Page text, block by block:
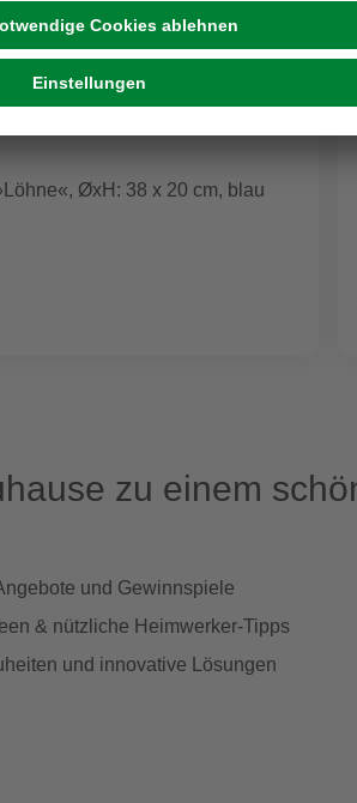
ØxH: 38 x 20 cm, blau
zu einem
und Gewinnspiele
& nützliche Heimwerker-Tipps
und innovative Lösungen